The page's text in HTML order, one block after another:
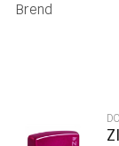
Brend